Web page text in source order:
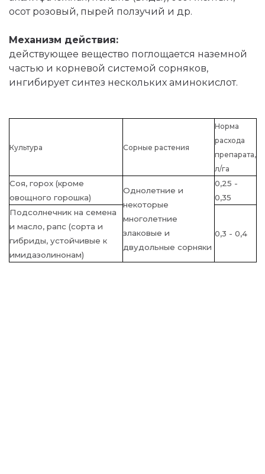
осот розовый, пырей ползучий и др.
Механизм действия:
действующее вещество поглощается наземной
частью и корневой системой сорняков,
ингибирует синтез нескольких аминокислот.
Культура Сорные растения
Норма
расхода
препарата,
л/га
Соя, горох (кроме
овощного горошка)
Однолетние и
некоторые
многолетние
злаковые и
двудольные сорняки
0,25 -
0,35
Подсолнечник на семена
и масло, рапс (сорта и
гибриды, устойчивые к
имидазолинонам)
0,3 - 0,4